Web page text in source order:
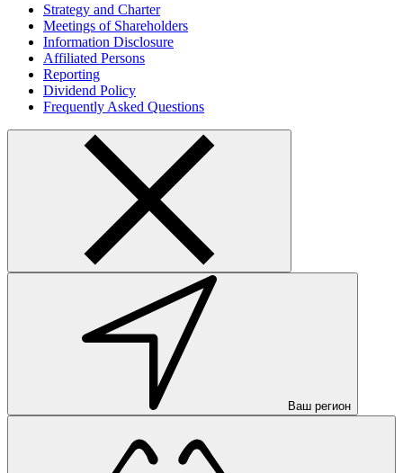
Strategy and Charter
Meetings of Shareholders
Information Disclosure
Affiliated Persons
Reporting
Dividend Policy
Frequently Asked Questions
Ваш регион